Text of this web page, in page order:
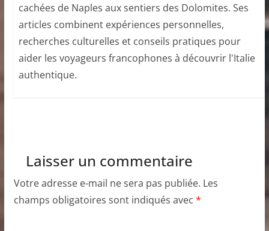
cachées de Naples aux sentiers des Dolomites. Ses
articles combinent expériences personnelles,
recherches culturelles et conseils pratiques pour
aider les voyageurs francophones à découvrir l'Italie
authentique.
Laisser un commentaire
Votre adresse e-mail ne sera pas publiée. Les
champs obligatoires sont indiqués avec *